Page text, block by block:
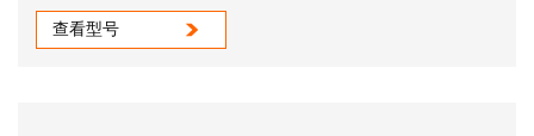
力，以满足不同的搬运需求。
查看型号